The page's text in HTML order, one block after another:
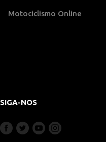
Motociclismo Online
SIGA-NOS